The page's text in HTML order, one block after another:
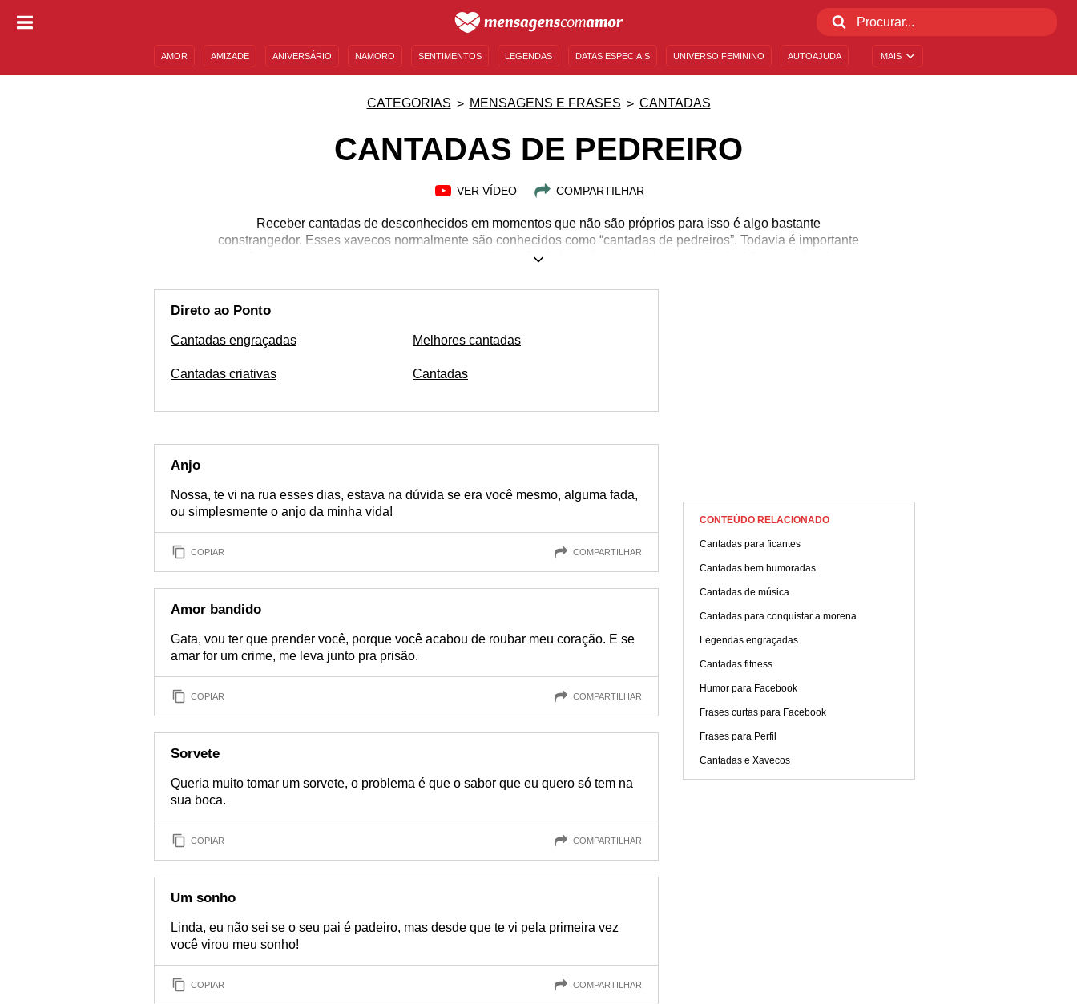
MAIS
AMOR AMIZADE ANIVERSÁRIO NAMORO SENTIMENTOS LEGENDAS DATAS ESPECIAIS UNIVERSO FEMININO AUTOAJUDA
CATEGORIAS MENSAGENS E FRASES CANTADAS
CANTADAS DE PEDREIRO
VER VÍDEO COMPARTILHAR
Receber cantadas de desconhecidos em momentos que não são próprios para isso é algo bastante
constrangedor. Esses xavecos normalmente são conhecidos como “cantadas de pedreiros”. Todavia é importante
não conectar esse termo a momentos negativos, afinal ele pode nos render boas risadas! As cantadas de
aquelas que são mais leves e divertidas, até mesmo um pouquinho toscas. Existem inúmeras cantadas de
pedreiros e elas são ótimas para quebrar o gelo inicial na hora de falar com o seu crush. Por esse motivo, o
Direto ao Ponto
Cantadas engraçadas
Cantadas criativas
Melhores cantadas
Cantadas
Anjo
Nossa, te vi na rua esses dias, estava na dúvida se era você mesmo, alguma fada,
ou simplesmente o anjo da minha vida!
COPIAR COMPARTILHAR
Amor bandido
Gata, vou ter que prender você, porque você acabou de roubar meu coração. E se
amar for um crime, me leva junto pra prisão.
COPIAR COMPARTILHAR
Sorvete
Queria muito tomar um sorvete, o problema é que o sabor que eu quero só tem na
sua boca.
COPIAR COMPARTILHAR
Um sonho
Linda, eu não sei se o seu pai é padeiro, mas desde que te vi pela primeira vez
você virou meu sonho!
COPIAR COMPARTILHAR
CONTEÚDO RELACIONADO
Cantadas para ficantes
Cantadas bem humoradas
Cantadas de música
Cantadas para conquistar a morena
Legendas engraçadas
Cantadas fitness
Humor para Facebook
Frases curtas para Facebook
Frases para Perfil
Cantadas e Xavecos